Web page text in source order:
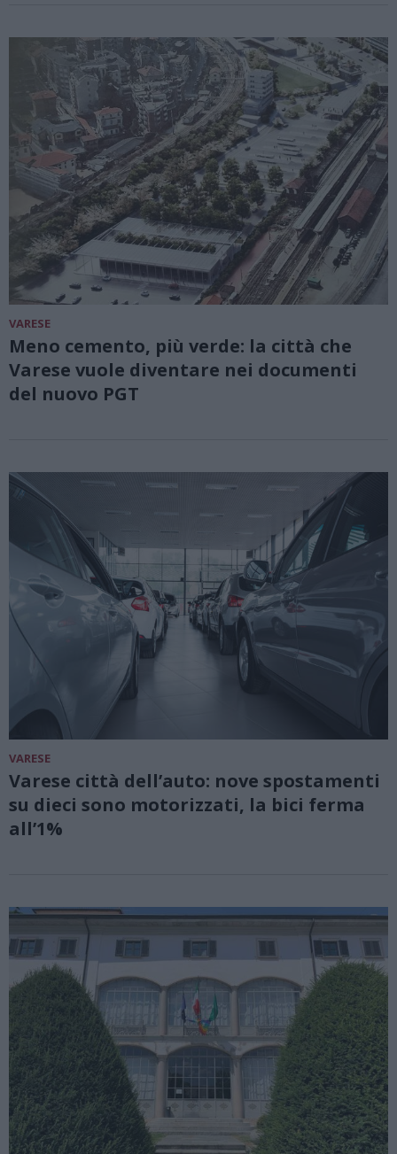
VARESE
Meno cemento, più verde: la città che
Varese vuole diventare nei documenti
del nuovo PGT
VARESE
Varese città dell’auto: nove spostamenti
su dieci sono motorizzati, la bici ferma
all’1%